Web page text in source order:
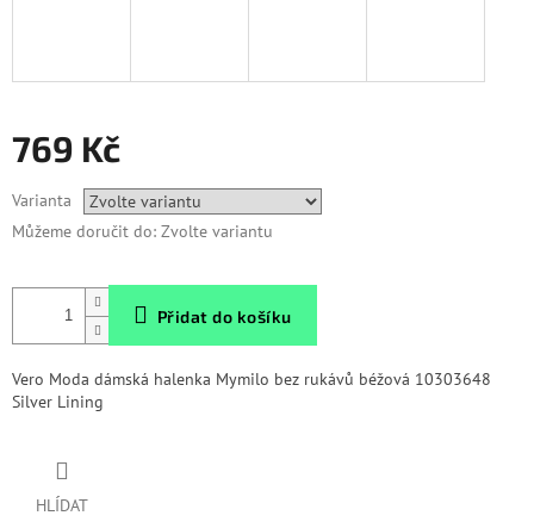
769 Kč
cena:
Varianta
Můžeme doručit do: Zvolte variantu
Přidat do košíku
Vero Moda dámská halenka Mymilo bez rukávů béžová 10303648
Silver Lining
HLÍDAT